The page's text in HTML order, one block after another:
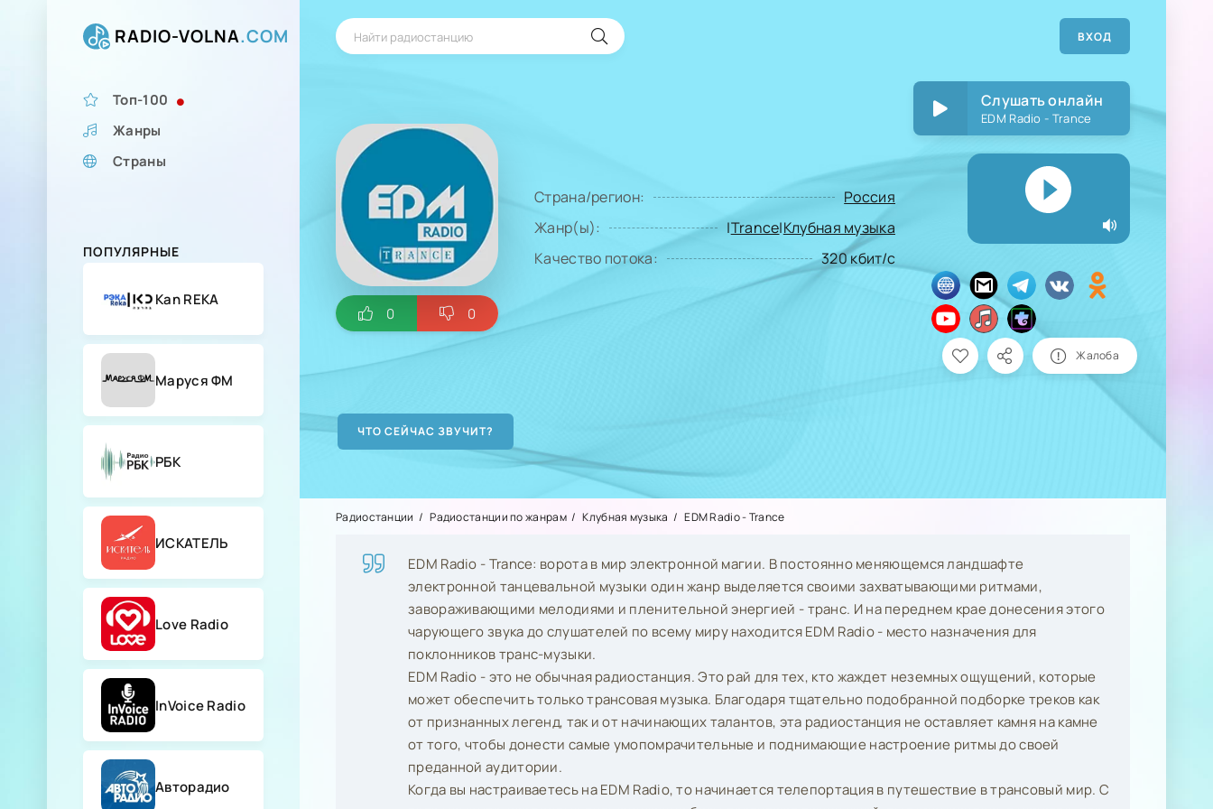
RADIO-VOLNA.COM ВХОД
Топ-100
Жанры
Страны
ПОПУЛЯРНЫЕ
Kan REKA
Маруся ФМ
РБК
ИСКАТЕЛЬ
Love Radio
InVoice Radio
Авторадио
0 0
Страна/регион:
Россия
Жанр(ы):
|Trance|Клубная музыка
Качество потока:
320 кбит/с
Слушать онлайн
EDM Radio - Trance
Жалоба
Радиостанции Радиостанции по жанрам Клубная музыка EDM Radio - Trance
EDM Radio - Trance: ворота в мир электронной магии. В постоянно меняющемся ландшафте
электронной танцевальной музыки один жанр выделяется своими захватывающими ритмами,
завораживающими мелодиями и пленительной энергией - транс. И на переднем крае донесения этого
чарующего звука до слушателей по всему миру находится EDM Radio - место назначения для
поклонников транс-музыки.
EDM Radio - это не обычная радиостанция. Это рай для тех, кто жаждет неземных ощущений, которые
может обеспечить только трансовая музыка. Благодаря тщательно подобранной подборке треков как
от признанных легенд, так и от начинающих талантов, эта радиостанция не оставляет камня на камне
от того, чтобы донести самые умопомрачительные и поднимающие настроение ритмы до своей
преданной аудитории.
Когда вы настраиваетесь на EDM Radio, то начинается телепортация в путешествие в трансовый мир. С